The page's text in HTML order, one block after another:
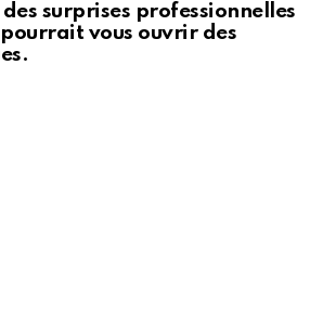
surprises professionnelles
vous ouvrir des